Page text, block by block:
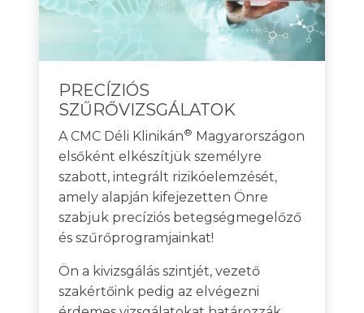
PRECÍZIÓS
SZŰRŐVIZSGÁLATOK
A CMC Déli Klinikán® Magyarországon
elsőként elkészítjük személyre
szabott, integrált rizikóelemzését,
amely alapján kifejezetten Önre
szabjuk precíziós betegségmegelőző
és szűrőprogramjainkat!
Ön a kivizsgálás szintjét, vezető
szakértőink pedig az elvégezni